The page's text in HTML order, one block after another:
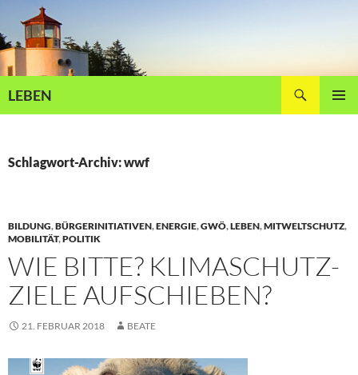
Inhalt
springen
LEBEN
Schlagwort-Archiv: wwf
BILDUNG,BÜRGERINITIATIVEN,ENERGIE,GWÖ,LEBEN,MITWELTSCHUTZ,
MOBILITÄT,POLITIK
WIE BITTE? KLIMASCHUTZ-
ZIELE AUFSCHIEBEN?
21. FEBRUAR 2018 BEATE